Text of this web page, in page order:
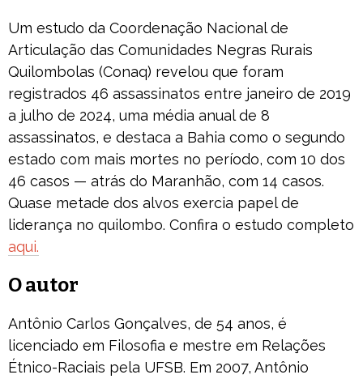
Um estudo da Coordenação Nacional de
Articulação das Comunidades Negras Rurais
Quilombolas (Conaq) revelou que foram
registrados 46 assassinatos entre janeiro de 2019
a julho de 2024, uma média anual de 8
assassinatos, e destaca a Bahia como o segundo
estado com mais mortes no período, com 10 dos
46 casos — atrás do Maranhão, com 14 casos.
Quase metade dos alvos exercia papel de
liderança no quilombo. Confira o estudo completo
aqui.
O autor
Antônio Carlos Gonçalves, de 54 anos, é
licenciado em Filosofia e mestre em Relações
Étnico-Raciais pela UFSB. Em 2007, Antônio